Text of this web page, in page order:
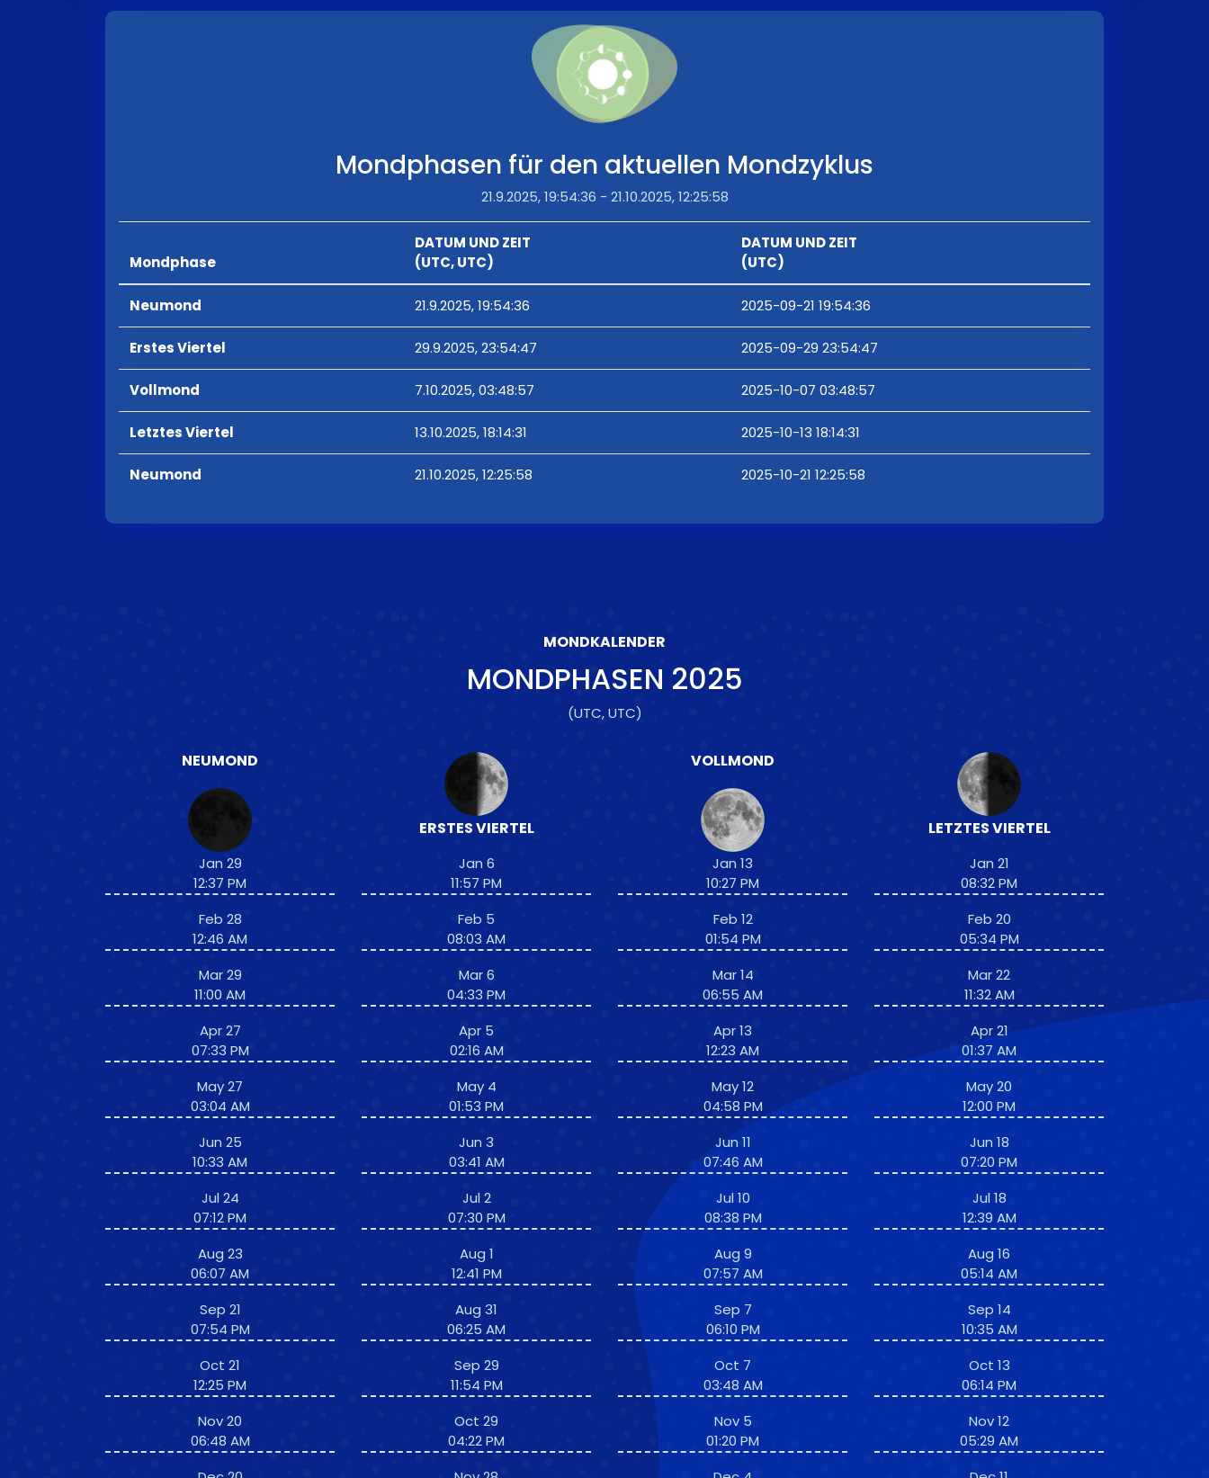
Mondphasen für den aktuellen Mondzyklus
21.9.2025, 19:54:36 - 21.10.2025, 12:25:58
Mondphase
DATUM UND ZEIT
(UTC, UTC)
DATUM UND ZEIT
(UTC)
Neumond 21.9.2025, 19:54:36 2025-09-21 19:54:36
Erstes Viertel 29.9.2025, 23:54:47 2025-09-29 23:54:47
Vollmond 7.10.2025, 03:48:57 2025-10-07 03:48:57
Letztes Viertel 13.10.2025, 18:14:31 2025-10-13 18:14:31
Neumond 21.10.2025, 12:25:58 2025-10-21 12:25:58
MONDKALENDER
MONDPHASEN 2025
(UTC, UTC)
NEUMOND
Jan 29
12:37 PM
Feb 28
12:46 AM
Mar 29
11:00 AM
Apr 27
07:33 PM
May 27
03:04 AM
Jun 25
10:33 AM
Jul 24
07:12 PM
Aug 23
06:07 AM
Sep 21
07:54 PM
Oct 21
12:25 PM
Nov 20
06:48 AM
ERSTES VIERTEL
Jan 6
11:57 PM
Feb 5
08:03 AM
Mar 6
04:33 PM
Apr 5
02:16 AM
May 4
01:53 PM
Jun 3
03:41 AM
Jul 2
07:30 PM
Aug 1
12:41 PM
Aug 31
06:25 AM
Sep 29
11:54 PM
Oct 29
04:22 PM
VOLLMOND
Jan 13
10:27 PM
Feb 12
01:54 PM
Mar 14
06:55 AM
Apr 13
12:23 AM
May 12
04:58 PM
Jun 11
07:46 AM
Jul 10
08:38 PM
Aug 9
07:57 AM
Sep 7
06:10 PM
Oct 7
03:48 AM
Nov 5
01:20 PM
LETZTES VIERTEL
Jan 21
08:32 PM
Feb 20
05:34 PM
Mar 22
11:32 AM
Apr 21
01:37 AM
May 20
12:00 PM
Jun 18
07:20 PM
Jul 18
12:39 AM
Aug 16
05:14 AM
Sep 14
10:35 AM
Oct 13
06:14 PM
Nov 12
05:29 AM